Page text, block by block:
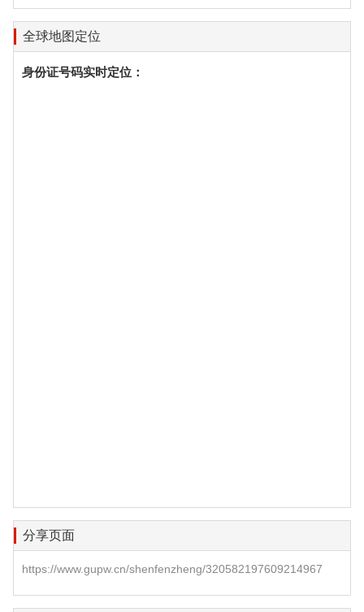
全球地图定位
身份证号码实时定位：
分享页面
https://www.gupw.cn/shenfenzheng/320582197609214967